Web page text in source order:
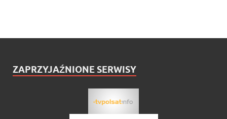
ZAPRZYJAŹNIONE SERWISY